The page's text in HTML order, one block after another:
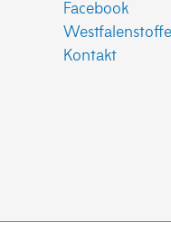
Facebook
Kontakt